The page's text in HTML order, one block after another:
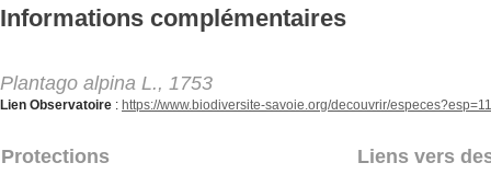
Aller au contenu principal
Informations complémentaires
Plantago alpina L., 1753
Lien Observatoire : https://www.biodiversite-savoie.org/decouvrir/
Protections Liens vers